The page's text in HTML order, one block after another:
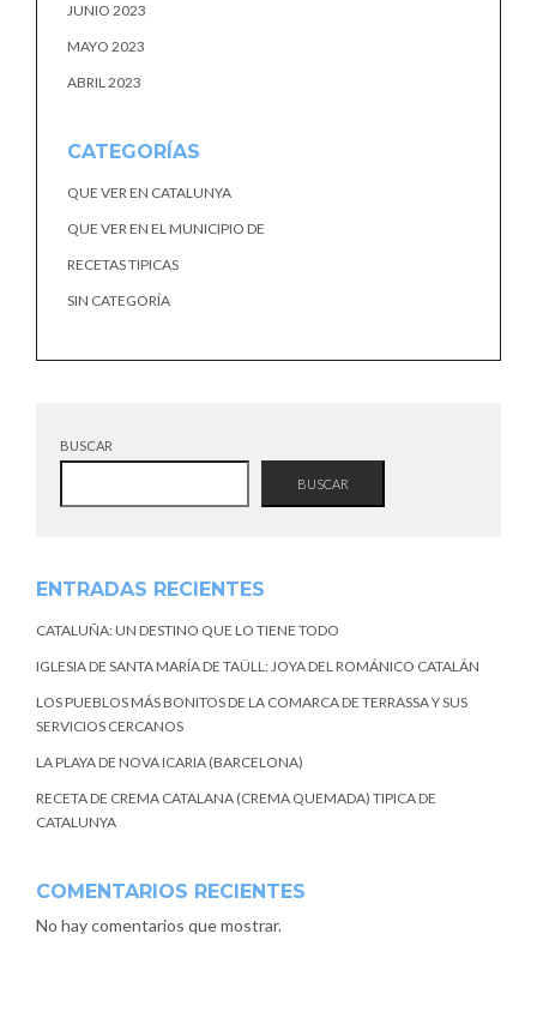
JUNIO 2023
MAYO 2023
ABRIL 2023
CATEGORÍAS
QUE VER EN CATALUNYA
QUE VER EN EL MUNICIPIO DE
RECETAS TIPICAS
SIN CATEGORÍA
BUSCAR
BUSCAR
ENTRADAS RECIENTES
CATALUÑA: UN DESTINO QUE LO TIENE TODO
IGLESIA DE SANTA MARÍA DE TAÜLL: JOYA DEL ROMÁNICO CATALÁN
LOS PUEBLOS MÁS BONITOS DE LA COMARCA DE TERRASSA Y SUS
SERVICIOS CERCANOS
LA PLAYA DE NOVA ICARIA (BARCELONA)
RECETA DE CREMA CATALANA (CREMA QUEMADA) TIPICA DE
CATALUNYA
COMENTARIOS RECIENTES
No hay comentarios que mostrar.